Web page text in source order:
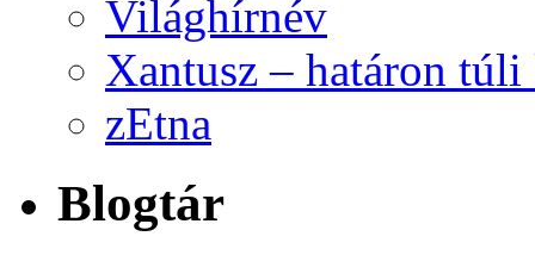
Világhírnév
Xantusz – határon
zEtna
Blogtár